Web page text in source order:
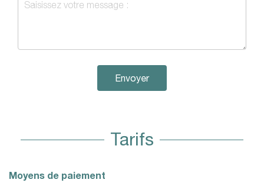
Envoyer
Tarifs
Moyens de paiement